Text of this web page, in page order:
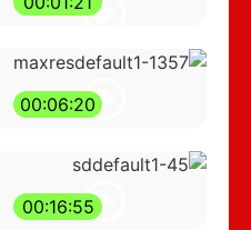
00:06:20
00:16:55